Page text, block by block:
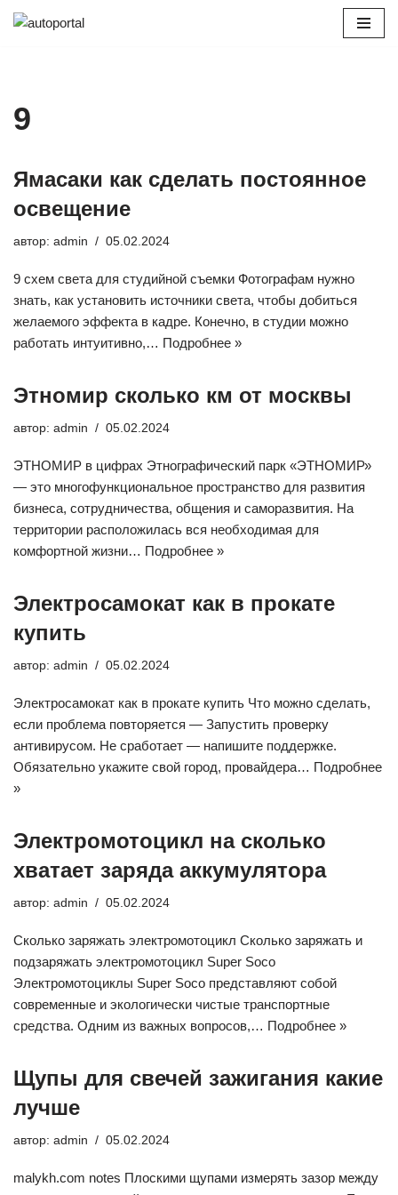
9
Ямасаки как сделать постоянное
освещение
автор: admin 05.02.2024
9 схем света для студийной съемки Фотографам нужно
знать, как установить источники света, чтобы добиться
желаемого эффекта в кадре. Конечно, в студии можно
работать интуитивно,… Подробнее »
Этномир сколько км от москвы
автор: admin 05.02.2024
ЭТНОМИР в цифрах Этнографический парк «ЭТНОМИР»
— это многофункциональное пространство для развития
бизнеса, сотрудничества, общения и саморазвития. На
территории расположилась вся необходимая для
комфортной жизни… Подробнее »
Электросамокат как в прокате
купить
автор: admin 05.02.2024
Электросамокат как в прокате купить Что можно сделать,
если проблема повторяется — Запустить проверку
антивирусом. Не сработает — напишите поддержке.
Обязательно укажите свой город, провайдера… Подробнее
»
Электромотоцикл на сколько
хватает заряда аккумулятора
автор: admin 05.02.2024
Сколько заряжать электромотоцикл Сколько заряжать и
подзаряжать электромотоцикл Super Soco
Электромотоциклы Super Soco представляют собой
современные и экологически чистые транспортные
средства. Одним из важных вопросов,… Подробнее »
Щупы для свечей зажигания какие
лучше
автор: admin 05.02.2024
malykh.com notes Плоскими щупами измерять зазор между